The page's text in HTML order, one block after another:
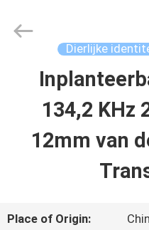
HUIS
PRODUCTEN
Technology
Dierlijke
134,2 KHz
12mm van
Place of Origin: